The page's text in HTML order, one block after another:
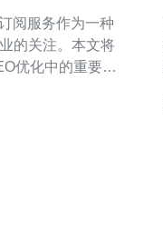
阅服务作为一种
的关注。本文将
优化中的重要